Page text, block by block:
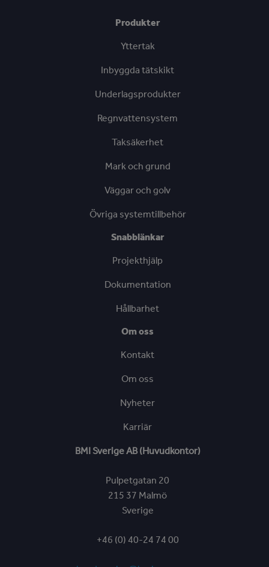
Produkter
Yttertak
Inbyggda tätskikt
Underlagsprodukter
Regnvattensystem
Taksäkerhet
Mark och grund
Väggar och golv
Övriga systemtillbehör
Snabblänkar
Projekthjälp
Dokumentation
Hållbarhet
Om oss
Kontakt
Om oss
Nyheter
Karriär
BMI Sverige AB (Huvudkontor)
Pulpetgatan 20
215 37 Malmö
Sverige
+46 (0) 40-24 74 00